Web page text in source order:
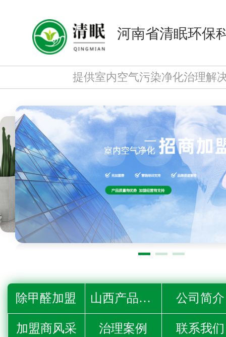
河南省清眠环保
提供室内空气污染净化治理解
除甲醛加盟 山西产品中心 公司简介
加盟商风采 治理案例 联系我们